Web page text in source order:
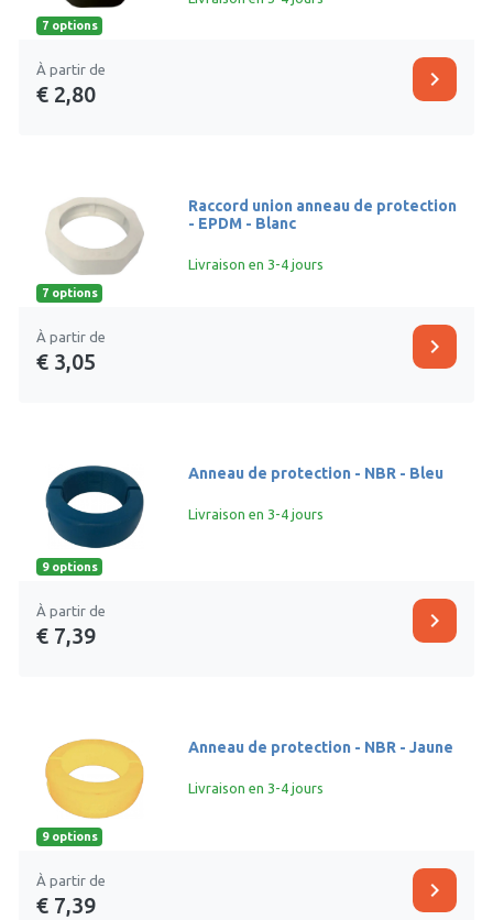
7 options
À partir de
€ 2,80
chevron_right
7 options
Raccord union anneau de protection
- EPDM - Blanc
Livraison en 3-4 jours
À partir de
€ 3,05
chevron_right
9 options
Anneau de protection - NBR - Bleu
Livraison en 3-4 jours
À partir de
€ 7,39
chevron_right
9 options
Anneau de protection - NBR - Jaune
Livraison en 3-4 jours
À partir de
€ 7,39
chevron_right